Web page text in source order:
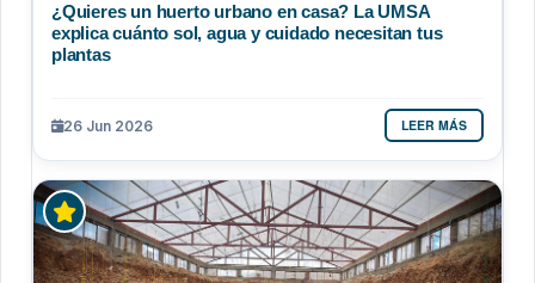
¿Quieres un huerto urbano en casa? La UMSA
explica cuánto sol, agua y cuidado necesitan tus
plantas
26 Jun 2026 LEER MÁS